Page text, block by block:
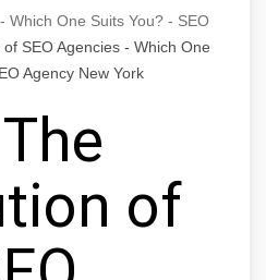
Which One Suits You? - SEO
of SEO Agencies - Which One
Agency New York
of